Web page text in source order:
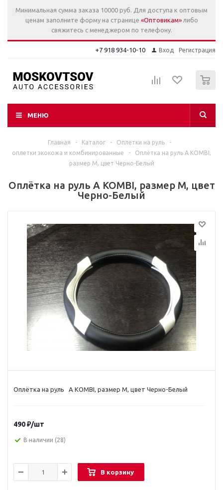
Минимальная сумма заказа 10000 руб. Для доступа к оптовым
ценам заполните форму на странице «Оптовикам»либо
свяжитесь с менеджером по телефону.
Вход Регистрация
+7 918 934-10-10
МЕНЮ
Главная - Каталог - Оплетки на руль
-
оплетки экокожа и комбинированные
-
Оплётка на руль A KOMBI,
размер M, цвет Черно-Белый
Оплётка на руль A KOMBI, размер M, цвет
Черно-Белый
Оплётка на руль A KOMBI, размер M, цвет Черно-Белый
490₽/шт
В наличии (28)
В корзину